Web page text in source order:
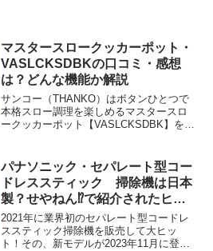
マスタースロークッカーポット・
VASLCKSDBKの口コミ・感想
は？どんな機能か解説
サンコー（THANKO）はボタンひとつで
本格スロー調理を楽しめるマスタースロ
ークッカーポット【VASLCKSDBK】を
かける前にセットしておけば、仕事から
帰read more
パナソニック・セパレート型コー
ドレススティック 掃除機は日本
製？せやねん⁉︎で紹介されたヒッ
ト商品
2021年に業界初のセパレート型コードレ
ススティック掃除機を販売して大ヒッ
ト！その、新モデルが2023年11月に登